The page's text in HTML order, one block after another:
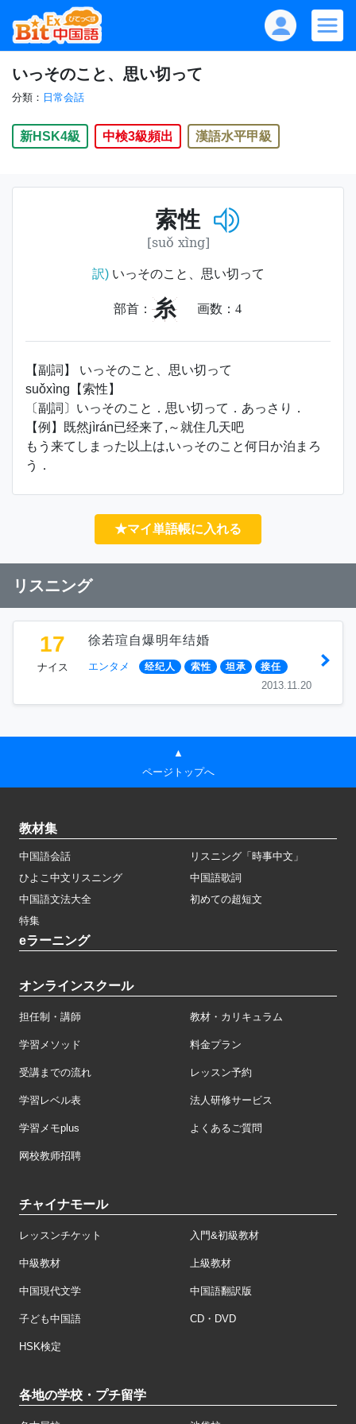
いっそのこと、思い切って
分類： 日常会話
新HSK4級 中検3級頻出 漢語水平甲級
索性
[suǒ xìng]
訳)いっそのこと、思い切って
部首： 糸 画数： 4
【副詞】 いっそのこと、思い切って
suǒxìng【索性】
〔副詞〕いっそのこと．思い切って．あっさり．
【例】既然jìrán已经来了,～就住几天吧
もう来てしまった以上は,いっそのこと何日か泊まろ
う．
★マイ単語帳に入れる
リスニング
17
ナイス
徐若瑄自爆明年结婚
エンタメ 经纪人 索性 坦承 接任
2013.11.20
▲
ページトップへ
教材集
中国語会話
リスニング「時事中文」
ひよこ中文リスニング
中国語歌詞
中国語文法大全
初めての超短文
特集
eラーニング
オンラインスクール
担任制・講師 教材・カリキュラム
学習メソッド 料金プラン
受講までの流れ レッスン予約
学習レベル表 法人研修サービス
学習メモplus よくあるご質問
网校教师招聘
チャイナモール
レッスンチケット 入門&初級教材
中級教材 上級教材
中国現代文学 中国語翻訳版
子ども中国語 CD・DVD
HSK検定
各地の学校・プチ留学